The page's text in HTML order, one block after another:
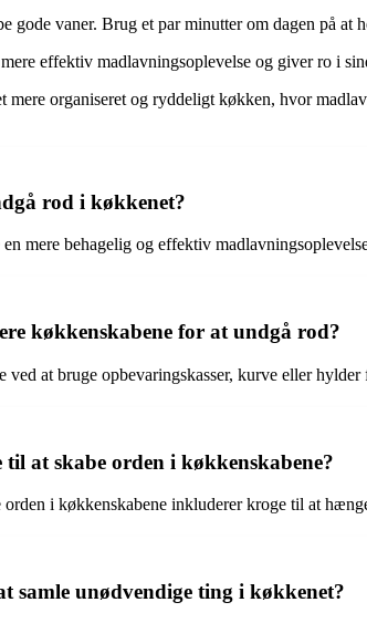
gode vaner. Brug et par minutter om dagen på
effektiv madlavningsoplevelse og giver ro i
mere organiseret og ryddeligt køkken, hvor
rod i køkkenet?
mere behagelig og effektiv
køkkenskabene for at undgå rod?
ved at bruge opbevaringskasser, kurve eller
at skabe orden i køkkenskabene?
i køkkenskabene inkluderer kroge til at
samle unødvendige ting i køkkenet?